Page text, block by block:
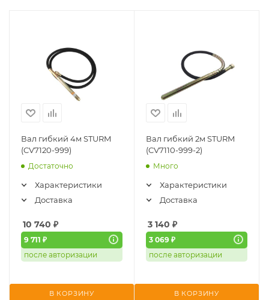
Вал гибкий 4м STURM
(CV7120-999)
Достаточно
Характеристики
Доставка
10 740 ₽
9 711 ₽
после авторизации
В КОРЗИНУ
Вал гибкий 2м STURM
(CV7110-999-2)
Много
Характеристики
Доставка
3 140 ₽
3 069 ₽
после авторизации
В КОРЗИНУ